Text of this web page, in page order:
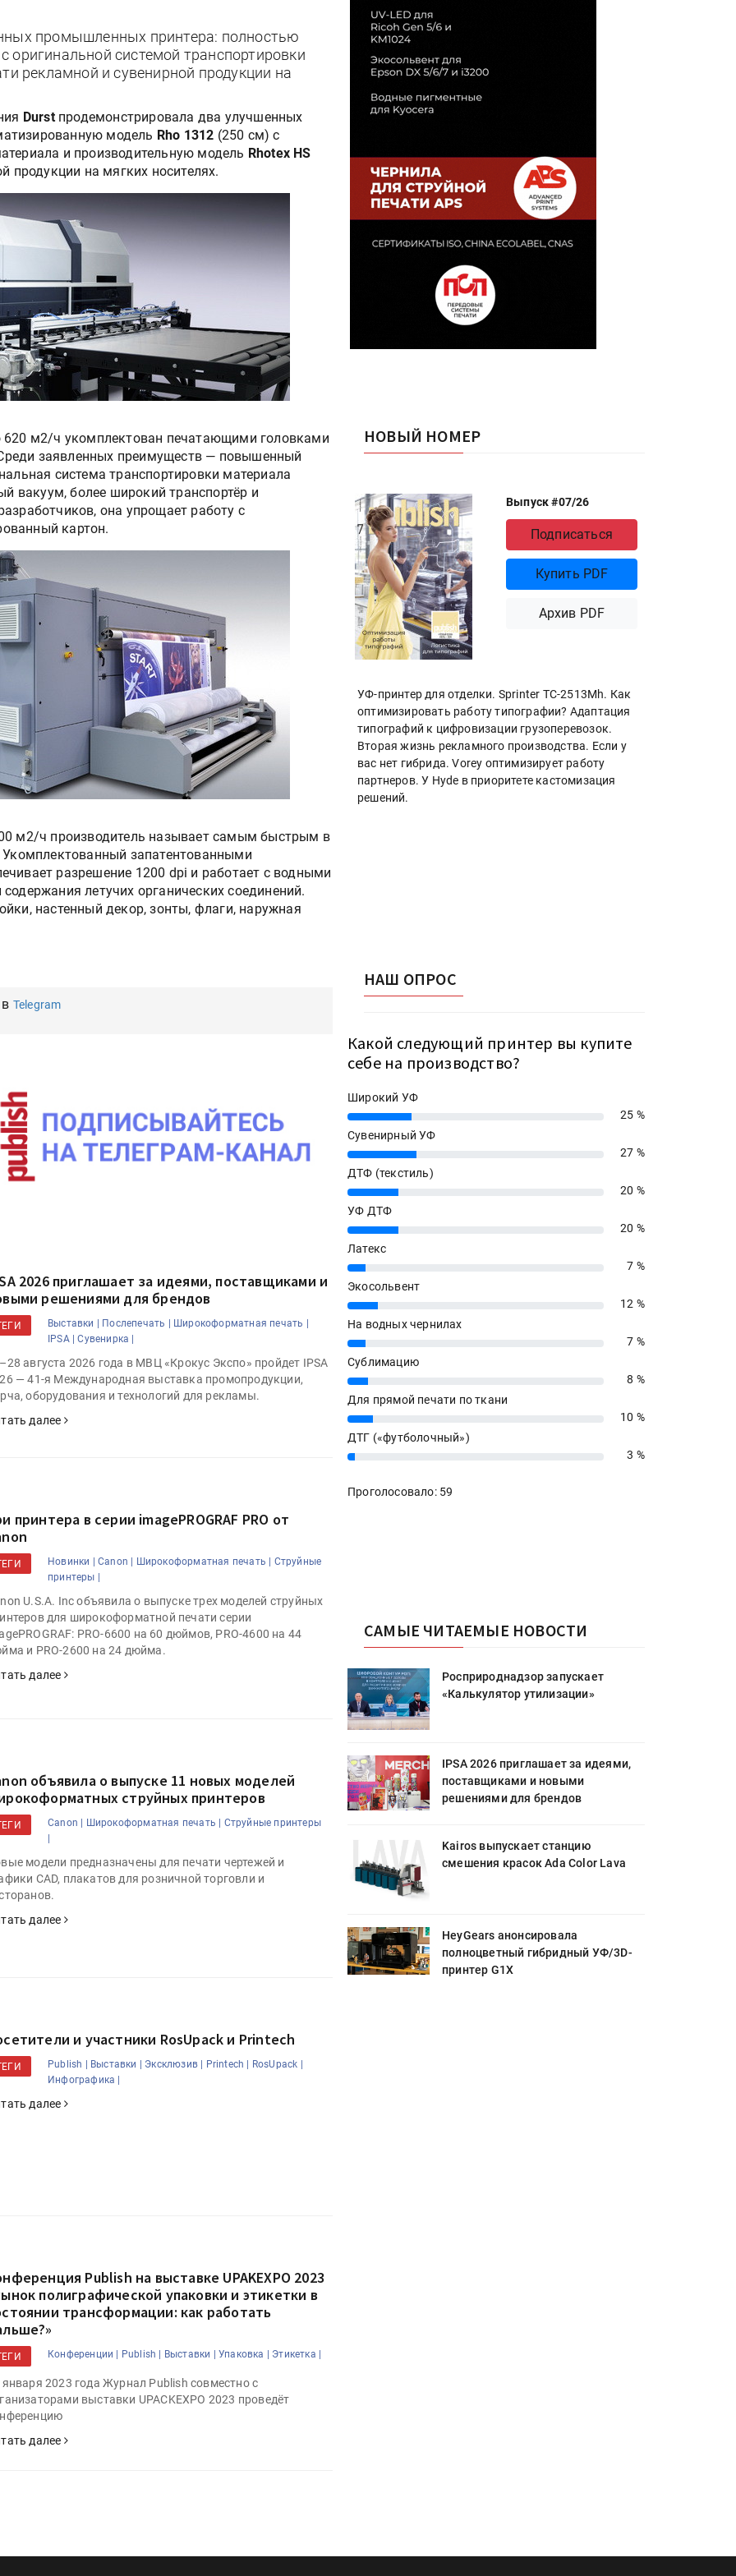
промышленных принтера: полностью
системой транспортировки
рекламной и сувенирной продукции на
Durst продемонстрировала два улучшенных
модель Rho 1312 (250 см) с
и производительную модель Rhotex HS
продукции на мягких носителях.
620 м2/ч укомплектован печатающими головками
заявленных преимуществ — повышенный
система транспортировки материала
вакуум, более широкий транспортёр и
она упрощает работу с
картон.
м2/ч производитель называет самым быстрым в
запатентованными
разрешение 1200 dpi и работает с водными
летучих органических соединений.
настенный декор, зонты, флаги, наружная
Telegram
2026 приглашает за идеями, поставщиками и
решениями для брендов
Выставки | Послепечать |
Широкоформатная печать |
IPSA |
Сувенирка |
августа 2026 года в МВЦ «Крокус Экспо» пройдет IPSA
— 41-я Международная выставка промопродукции,
оборудования и технологий для рекламы.
далее
принтера в серии imagePROGRAF PRO от
Новинки | Canon | Широкоформатная печать |
Струйные
принтеры |
U.S.A. Inc объявила о выпуске трех моделей струйных
для широкоформатной печати серии
PRO-6600 на 60 дюймов, PRO-4600 на 44
и PRO-2600 на 24 дюйма.
далее
объявила о выпуске 11 новых моделей
струйных принтеров
Canon | Широкоформатная печать |
Струйные принтеры
модели предназначены для печати чертежей и
CAD, плакатов для розничной торговли и
далее
и участники RosUpack и Printech
Publish | Выставки | Эксклюзив | Printech |
RosUpack |
Инфографика |
далее
Publish на выставке UPAKEXPO 2023
полиграфической упаковки и этикетки в
трансформации: как работать
Конференции | Publish | Выставки | Упаковка | Этикетка |
января 2023 года Журнал Publish совместно c
выставки UPACKEXPO 2023 проведёт
далее
НОВЫЙ НОМЕР
Выпуск #07/26
Подписаться
Купить PDF
Архив PDF
УФ-принтер для отделки. Sprinter ТС-2513Mh. Как
оптимизировать работу типографии? Адаптация
типографий к цифровизации грузоперевозок.
Вторая жизнь рекламного производства. Если у
вас нет гибрида. Vorey оптимизирует работу
партнеров. У Hyde в приоритете кастомизация
решений.
НАШ ОПРОС
Какой следующий принтер вы купите
себе на производство?
Широкий УФ
25%
25 %
Сувенирный УФ
27%
27 %
ДТФ (текстиль)
20%
20 %
УФ ДТФ
20%
20 %
Латекс
7%
7 %
Экосольвент
12%
12 %
На водных чернилах
7%
7 %
Сублимацию
8%
8 %
Для прямой печати по ткани
10%
10 %
ДТГ («футболочный»)
3% 3 %
Проголосовало: 59
САМЫЕ ЧИТАЕМЫЕ НОВОСТИ
Lava
3D-
поставщиками и новыми
решениями для брендов
смешения красок Ada Color Lava
Росприроднадзор запускает
«Калькулятор утилизации»
IPSA 2026 приглашает за идеями,
поставщиками и новыми
решениями для брендов
Kairos выпускает станцию
смешения красок Ada Color Lava
HeyGears анонсировала
полноцветный гибридный УФ/3D-
принтер G1X